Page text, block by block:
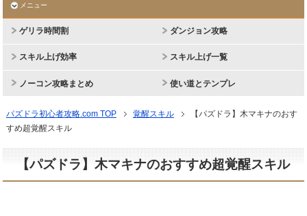
メニュー
ゲリラ時間割 ダンジョン攻略
スキル上げ効率 スキル上げ一覧
ノーコン攻略まとめ 使い道とテンプレ
パズドラ初心者攻略.com TOP 覚醒スキル
【パズドラ】木マキナのおす
すめ超覚醒スキル
【パズドラ】木マキナのおすすめ超覚醒スキル